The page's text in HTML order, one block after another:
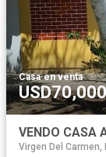
Casa·en venta
USD70,000
VENDO CASA
Virgen Del Carmen,